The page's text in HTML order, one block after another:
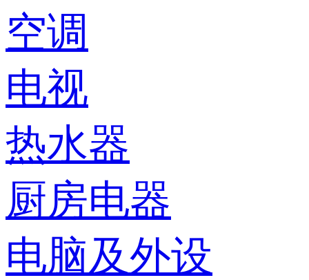
空调
电视
热水器
厨房电器
电脑及外设